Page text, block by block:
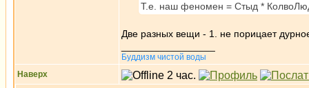
Т.е. наш феномен = Стыд *
Две разных вещи - 1. не порицает
Буддизм чистой воды
Наверх